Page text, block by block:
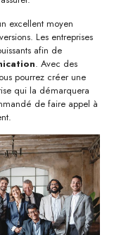
excellent moyen
Les entreprises
afin de
. Avec des
pourrez créer une
qui la démarquera
de faire appel à